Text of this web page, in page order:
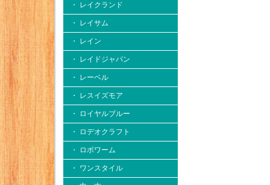
・ レイクランド
・ レイサム
・ レイン
・ レイドジャパン
・ レーベル
・ レスイズモア
・ ロイヤルブルー
・ ロデオクラフト
・ ロボワーム
・ ワンスタイル